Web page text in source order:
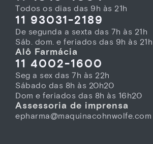
Todos os dias das 9h às 21h
11 93031-2189
De segunda a sexta das 7h às 21h
Sáb. dom. e feriados das 9h às 21h
Alô Farmácia
11 4002-1600
Seg a sex das 7h às 22h
Sábado das 8h às 20h20
Dom e feriados das 8h às 16h20
Assessoria de imprensa
epharma@maquinacohnwolfe.com